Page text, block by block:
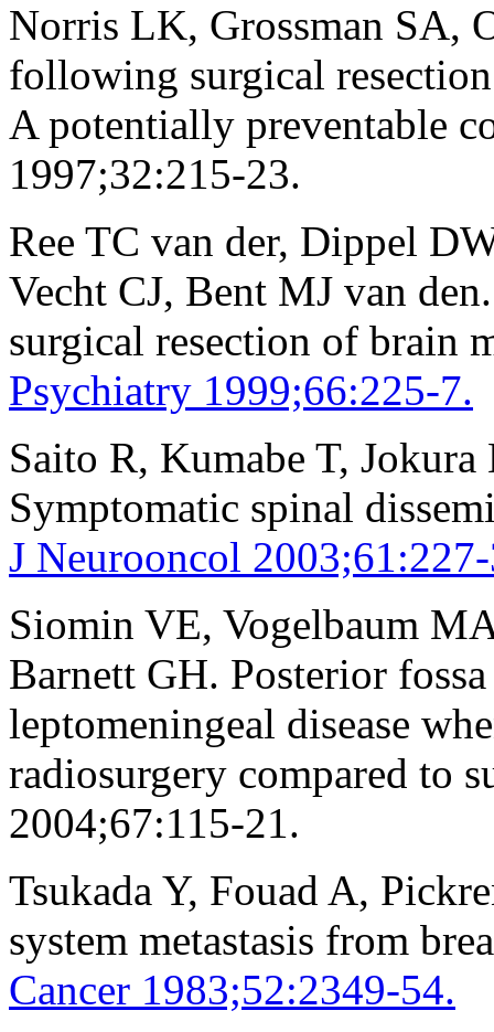
Norris LK, Grossman SA,
following surgical
A potentially preventable
1997;32:215-23.
Ree TC van der, Dippel
Vecht CJ, Bent MJ van
surgical resection of brain
Psychiatry 1999;66:225-7.
Saito R, Kumabe T,
Symptomatic spinal
J Neurooncol
Siomin VE, Vogelbaum
Barnett GH. Posterior
leptomeningeal disease
radiosurgery compared to
2004;67:115-21.
Tsukada Y, Fouad A,
system metastasis from
Cancer 1983;52:2349-54.